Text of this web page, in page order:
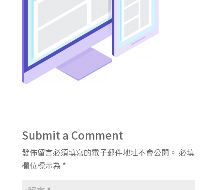
Submit a Comment
發佈留言必須填寫的電子郵件地址不會公開。 必填
欄位標示為 *